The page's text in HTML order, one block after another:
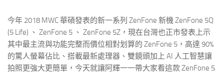
今年 2018 MWC 華碩發表的新一系列 ZenFone 新機 ZenFone 5Q
(5 Life) 、 ZenFone 5 、 ZenFone 5Z，現在台灣也正市發表上示
其中最主流與功能完整而價位相對划算的 ZenFone 5，高達 90%
的驚人螢幕佔比、搭載最新處理器、雙鏡頭加上 AI 人工智慧讓
拍照更強大更簡單，今天就讓阿輝一一帶大家看這款 ZenFone 5